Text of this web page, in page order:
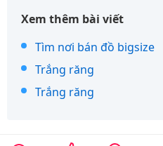
Xem thêm bài viết
Tìm nơi bán đồ bigsize
Trắng răng
Trắng răng